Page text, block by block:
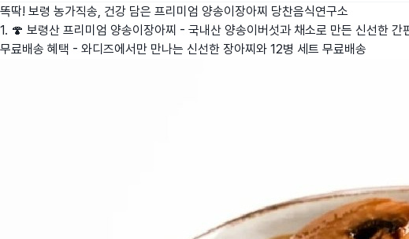
똑딱! 보령 농가직송, 건강 담은 프리미엄 양송이장아찌 당찬음식연구소
1. 🍄 보령산 프리미엄 양송이장아찌 - 국내산 양송이버섯과 채소로 만든 신선한
무료배송 혜택 - 와디즈에서만 만나는 신선한 장아찌와 12병 세트 무료배송